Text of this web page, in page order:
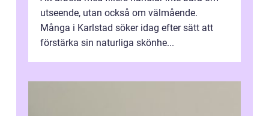
utseende, utan också om välmående.
Många i Karlstad söker idag efter sätt att
förstärka sin naturliga skönhe...